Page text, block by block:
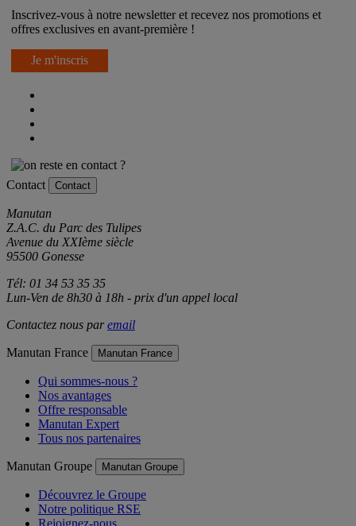
Inscrivez-vous à notre newsletter et recevez nos promotions et
offres exclusives en avant-première !
Je m'inscris
Contact Contact
Manutan
Z.A.C. du Parc des Tulipes
Avenue du XXIème siècle
95500 Gonesse
Tél: 01 34 53 35 35
Lun-Ven de 8h30 à 18h - prix d'un appel local
Contactez nous paremail
Manutan France Manutan France
Qui sommes-nous ?
Nos avantages
Offre responsable
Manutan Expert
Tous nos partenaires
Manutan Groupe Manutan Groupe
Découvrez le Groupe
Notre politique RSE